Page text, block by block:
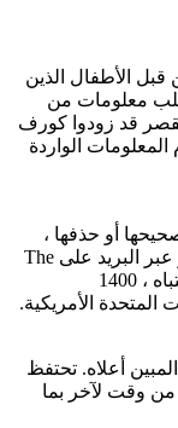
قبل الأطفال الذين
ولا نطلب معلومات من
القصر قد زودوا كورف
الواردة
أو حذفها ،
يرجى الاتصال بنا على legal@middleby.com أو عبر البريد على The
Middleby Corporation ، مسؤول خصوصية الانتباه ، 1400
أعلاه. تحتفظ
وقت لآخر بما